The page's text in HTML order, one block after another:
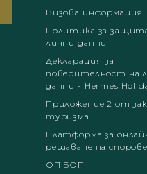
Визова информация
Политика за
лични данни
Декларация за
поверителност на
данни - Hermes
Приложение 2 от
туризма
Платформа за
решаване на спорове
ОП БФП